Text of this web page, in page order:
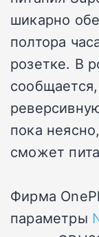
шикарно
полтора
розетке. В
пока
сможет
Фирма
параметры